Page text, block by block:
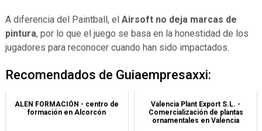
A diferencia del Paintball, el Airsoft no deja marcas de
pintura, por lo que el juego se basa en la honestidad de los
jugadores para reconocer cuando han sido impactados.
Recomendados de Guiaempresaxxi:
ALEN FORMACIÓN - centro de
formación en Alcorcón
Valencia Plant Export S.L. -
Comercialización de plantas
ornamentales en Valencia